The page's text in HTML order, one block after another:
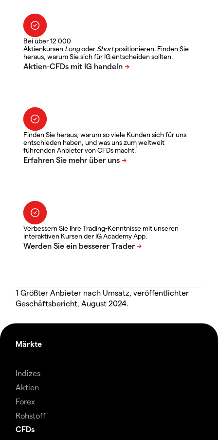
Bei über 12 000
Aktienkursen LongoderShortpositionieren. Finden Sie
heraus, warum Sie sich für IG entscheiden sollten.
Finden Sie heraus, warum so viele Kunden sich für uns
entschieden haben, und was uns zum weltweit
führenden Anbieter von CFDs macht.1
Verbessern Sie Ihre Trading-Kenntnisse mit unseren
interaktiven Kursen der IG Academy App.
1 Größter Anbieter nach Umsatz, veröffentlichter
Geschäftsbericht, August 2024.
Märkte
Indizes
Aktien
Forex
Rohstoff
CFDs